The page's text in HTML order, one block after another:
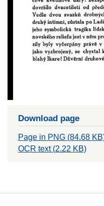
Download page
Page in PNG (84.68
OCR text (2.22 KB)